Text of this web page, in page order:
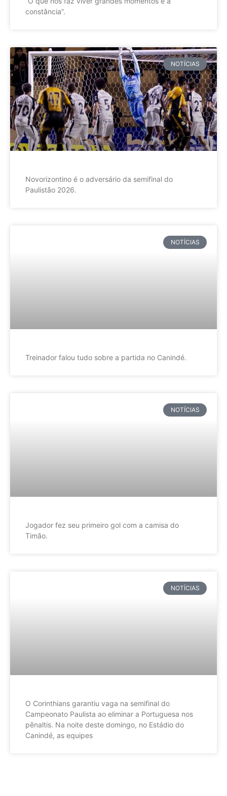
constância”.
NOTÍCIAS
Novorizontino é o adversário da semifinal do
Paulistão 2026.
NOTÍCIAS
Treinador falou tudo sobre a partida no Canindé.
NOTÍCIAS
Jogador fez seu primeiro gol com a camisa do
Timão.
NOTÍCIAS
O Corinthians garantiu vaga na semifinal do
Campeonato Paulista ao eliminar a Portuguesa nos
pênaltis. Na noite deste domingo, no Estádio do
Canindé, as equipes